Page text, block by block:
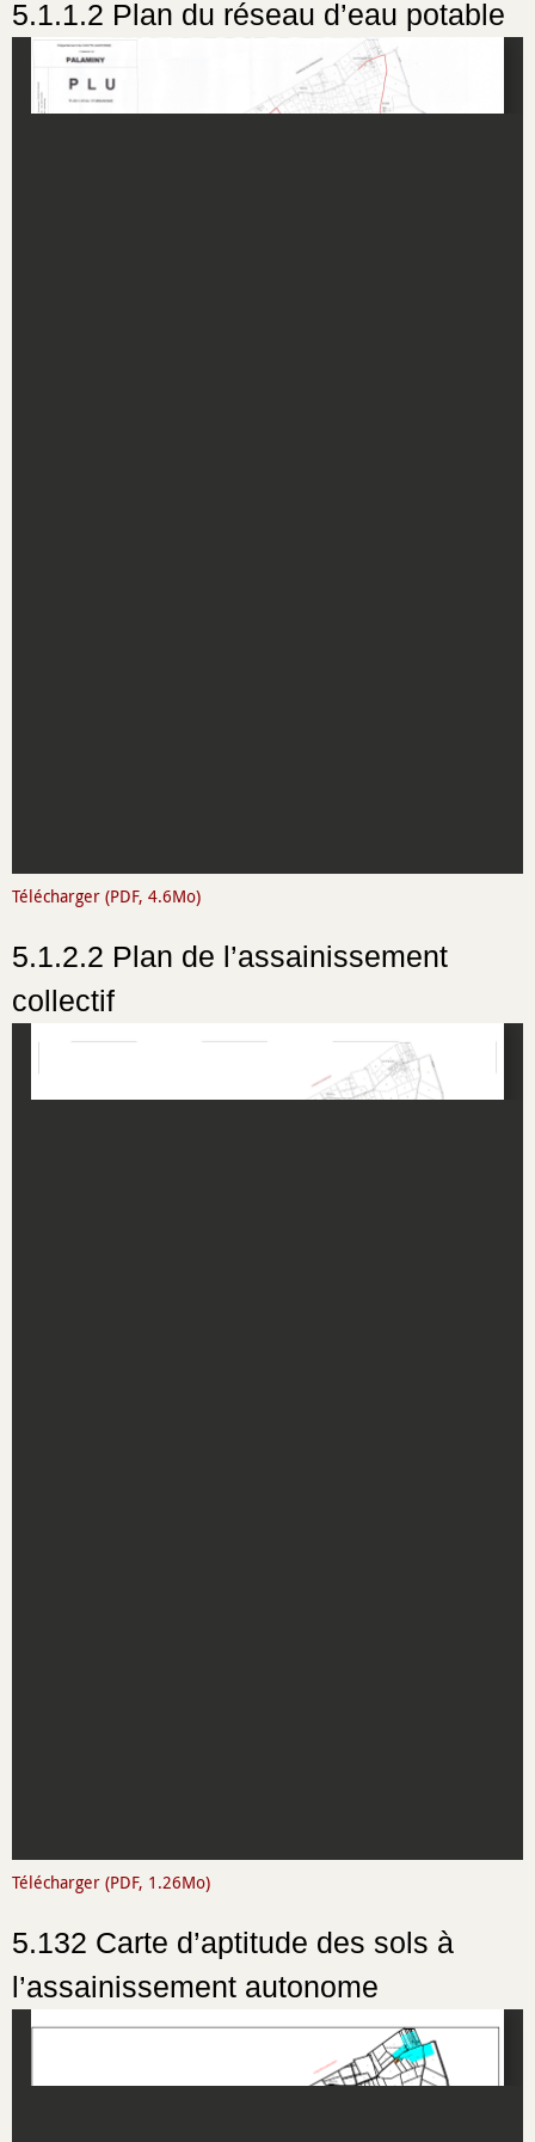
5.1.1.2 Plan du réseau d’eau potable
Télécharger (PDF, 4.6Mo)
5.1.2.2 Plan de l’assainissement
collectif
Télécharger (PDF, 1.26Mo)
5.132 Carte d’aptitude des sols à
l’assainissement autonome